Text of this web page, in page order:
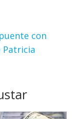
con
Patricia